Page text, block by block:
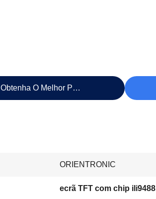
Obtenha O Melhor Preço
ORIENTRONIC
ecrã TFT com chip ili9488